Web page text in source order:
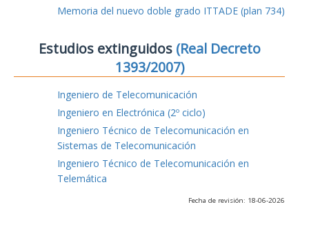
Memoria del nuevo doble grado ITTADE (plan 734)
Estudios extinguidos (Real Decreto
1393/2007)
Ingeniero de Telecomunicación
Ingeniero en Electrónica (2º ciclo)
Ingeniero Técnico de Telecomunicación en
Sistemas de Telecomunicación
Ingeniero Técnico de Telecomunicación en
Telemática
Fecha de revisión: 18-06-2026